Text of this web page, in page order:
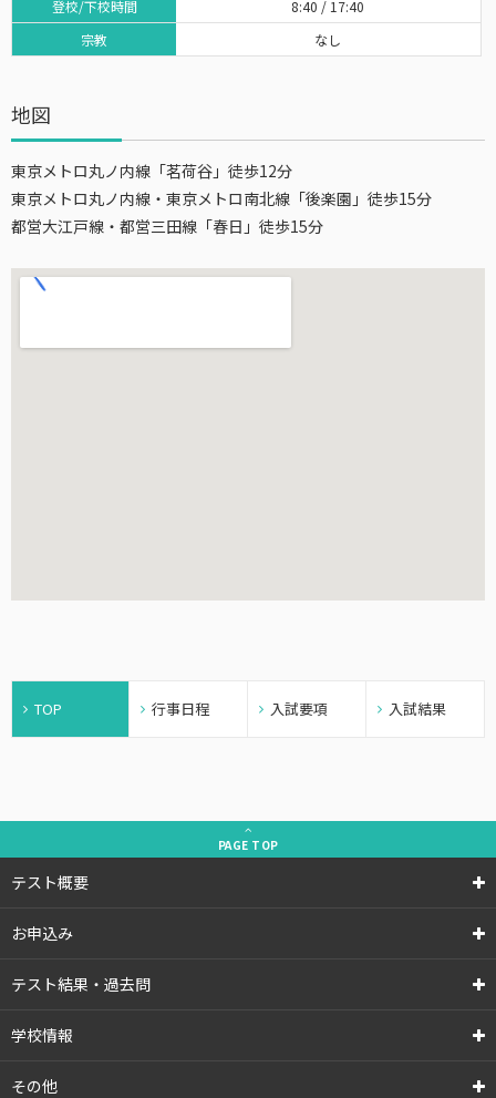
登校/下校時間
宗教
8:40 / 17:40
なし
地図
東京メトロ丸ノ内線「茗荷谷」徒歩12分
東京メトロ丸ノ内線・東京メトロ南北線「後楽園」徒歩15分
都営大江戸線・都営三田線「春日」徒歩15分
TOP 行事日程 入試要項 入試結果
PAGE TOP
テスト概要
お申込み
テスト結果・過去問
学校情報
その他